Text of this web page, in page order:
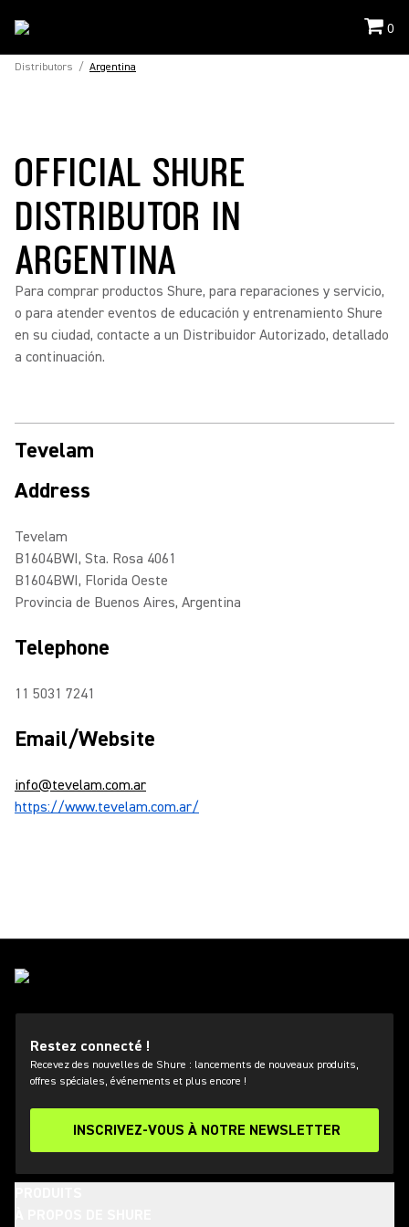
0
Distributors / Argentina
OFFICIAL SHURE
DISTRIBUTOR IN
ARGENTINA
Para comprar productos Shure, para reparaciones y servicio,
o para atender eventos de educación y entrenamiento Shure
en su ciudad, contacte a un Distribuidor Autorizado, detallado
a continuación.
Tevelam
Address
Tevelam
B1604BWI, Sta. Rosa 4061
B1604BWI, Florida Oeste
Provincia de Buenos Aires, Argentina
Telephone
11 5031 7241
Email/Website
info@tevelam.com.ar
https://www.tevelam.com.ar/
Restez connecté !
Recevez des nouvelles de Shure : lancements de nouveaux produits,
offres spéciales, événements et plus encore !
INSCRIVEZ-VOUS À NOTRE NEWSLETTER